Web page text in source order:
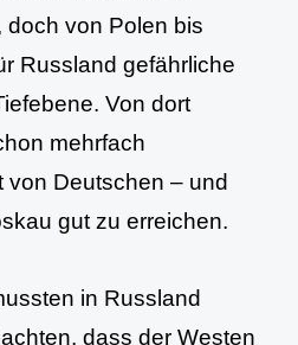
von Polen bis
Russland gefährliche
Von dort
mehrfach
von Deutschen – und
gut zu erreichen.
in Russland
dass der Westen